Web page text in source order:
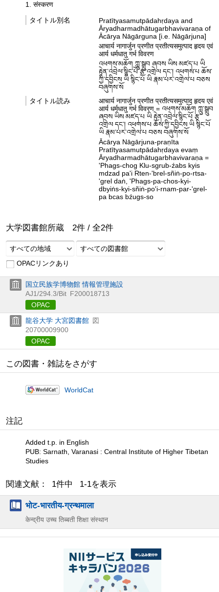
1. संस्करण
タイトル別名
Pratītyasamutpādahṛdaya and
Āryadharmadhātugarbhavivaraṇa of
Ācārya Nāgārguna [i.e. Nāgārjuna]
आचार्य नागार्जुन प्रणीत प्रतीत्यसमुत्पाद हृदय एवं
आर्य धर्मधातु गर्भ विवरण
འཕགས་མཆོག ཀླུ་སྒྲུབ ཞབས ཡིས མཛད་པ ཡི
རྟེན་འབྲེལ་སྙིང་པོ རྩ་འགྲེལ དང་། འཕགས་པ ཆོས་
ཀྱི་དབྱིངས ཡི སྙིང་པོ ཡི རྣམ་པར་འགྲེལ་པ བཅས
བཞུགས་སོ
タイトル読み
आचार्य नागार्जुन प्रणीत प्रतीत्यसमुत्पाद हृदय एवं
आर्य धर्मधातु गर्भ विवरण = འཕགས་མཆོག ཀླུ་སྒྲུབ
ཞབས ཡིས མཛད་པ ཡི རྟེན་འབྲེལ་སྙིང་པོ རྩ་
འགྲེལ དང་། འཕགས་པ ཆོས་ཀྱི་དབྱིངས ཡི སྙིང་པོ
ཡི རྣམ་པར་འགྲེལ་པ བཅས བཞུགས་སོ
Ācārya Nāgārjuna-praṇīta
Pratītyasamutpādahṛdaya evaṃ
Āryadharmadhātugarbhavivaraṇa =
'Phags-chog Klu-sgrub-źabs kyis
mdzad pa'i Rten-'brel-sñiṅ-po-rtsa-
'grel daṅ, 'Phags-pa-chos-kyi-
dbyiṅs-kyi-sñiṅ-po'i-rnam-par-'grel-
pa bcas bźugs-so
大学図書館所蔵 2件 / 全2件
すべての地域
すべての図書館
OPACリンクあり
国立民族学博物館 情報管理施設
AJ1/294.3/Bit F200018713
OPAC
龍谷大学 大宮図書館 図
20700009900
OPAC
この図書・雑誌をさがす
WorldCat
注記
Added t.p. in English
PUB: Sarnath, Varanasi : Central Institute of Higher Tibetan
Studies
関連文献： 1件中 1-1を表示
भोट-भारतीय-ग्रन्थमाला
केन्द्रीय उच्च तिब्बती शिक्षा संस्थान